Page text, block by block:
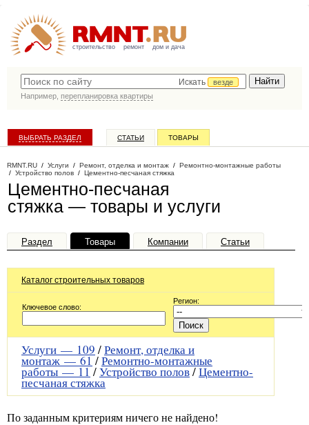
строительство ремонт дом и дача
Искать
везде
Например, перепланировка квартиры
ВЫБРАТЬ РАЗДЕЛ СТАТЬИ ТОВАРЫ
RMNT.RU / Услуги / Ремонт, отделка и монтаж / Ремонтно-монтажные работы
/ Устройство полов / Цементно-песчаная стяжка
Цементно-песчаная
стяжка — товары и услуги
Раздел Товары Компании Статьи
Каталог строительных товаров
Ключевое слово:
Регион:
Услуги — 109 /Ремонт, отделка и
монтаж —61/Ремонтно-монтажные
работы —11/Устройство полов/Цементно-
песчаная стяжка
По заданным критериям ничего не найдено!